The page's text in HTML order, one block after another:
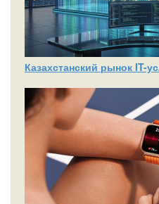
Казахстанский рынок IT-